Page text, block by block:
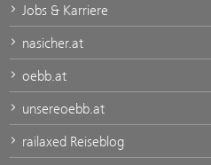
Jobs & Karriere
nasicher.at
oebb.at
unsereoebb.at
railaxed Reiseblog